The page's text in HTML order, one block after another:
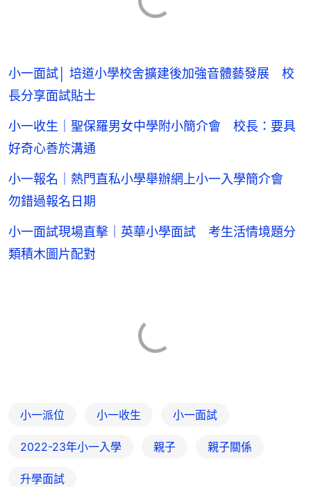
小一面試│ 培道小學校舍擴建後加強音體藝發展 校
長分享面試貼士
小一收生｜聖保羅男女中學附小簡介會 校長：要具
好奇心善於溝通
小一報名｜熱門直私小學舉辦網上小一入學簡介會
勿錯過報名日期
小一面試現場直擊｜英華小學面試 考生活情境題分
類積木圖片配對
小一派位 小一收生 小一面試
2022-23年小一入學 親子 親子關係
升學面試